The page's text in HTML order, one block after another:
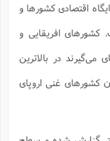
اقتصادی کشورها و
کشورهای افریقایی و
در بالاترین
کشورهای غنی اروپای